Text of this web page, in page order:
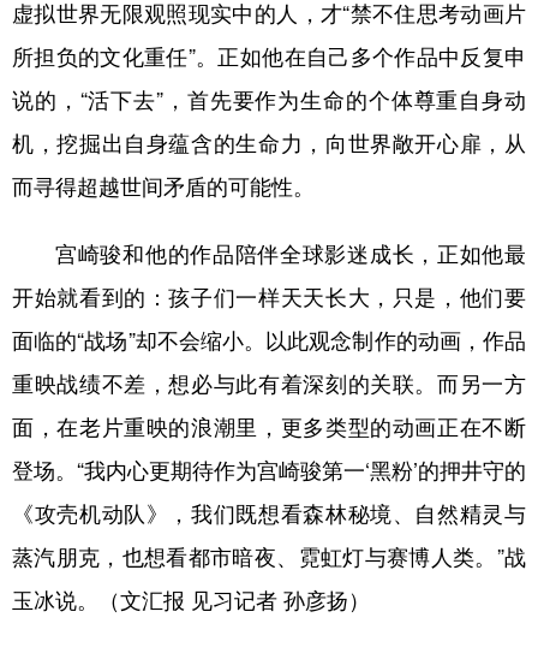
虚拟世界无限观照现实中的人，才“禁不住思考动画片
所担负的文化重任”。正如他在自己多个作品中反复申
说的，“活下去”，首先要作为生命的个体尊重自身动
机，挖掘出自身蕴含的生命力，向世界敞开心扉，从
而寻得超越世间矛盾的可能性。
宫崎骏和他的作品陪伴全球影迷成长，正如他最
开始就看到的：孩子们一样天天长大，只是，他们要
面临的“战场”却不会缩小。以此观念制作的动画，作品
重映战绩不差，想必与此有着深刻的关联。而另一方
面，在老片重映的浪潮里，更多类型的动画正在不断
登场。“我内心更期待作为宫崎骏第一‘黑粉’的押井守的
《攻壳机动队》，我们既想看森林秘境、自然精灵与
蒸汽朋克，也想看都市暗夜、霓虹灯与赛博人类。”战
玉冰说。（文汇报 见习记者 孙彦扬）